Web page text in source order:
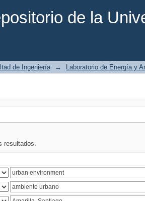
de la
de Ingeniería → Laboratorio de Energía y
resultados.